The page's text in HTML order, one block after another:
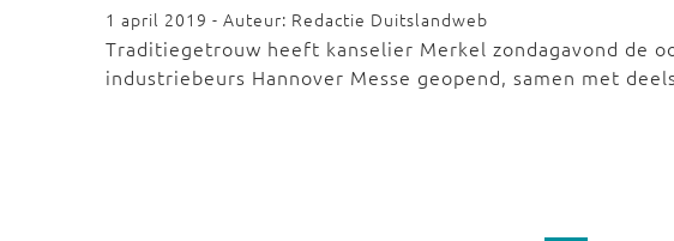
1 april 2019 - Auteur: Redactie Duitslandweb
Traditiegetrouw heeft kanselier Merkel zondagavond de
industriebeurs Hannover Messe geopend, samen met